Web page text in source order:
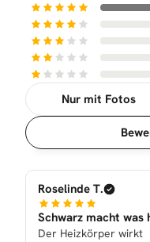
Nur mit Fotos
Sortierung
Roselinde T.
Schwarz macht was
Der Heizkörper wirkt